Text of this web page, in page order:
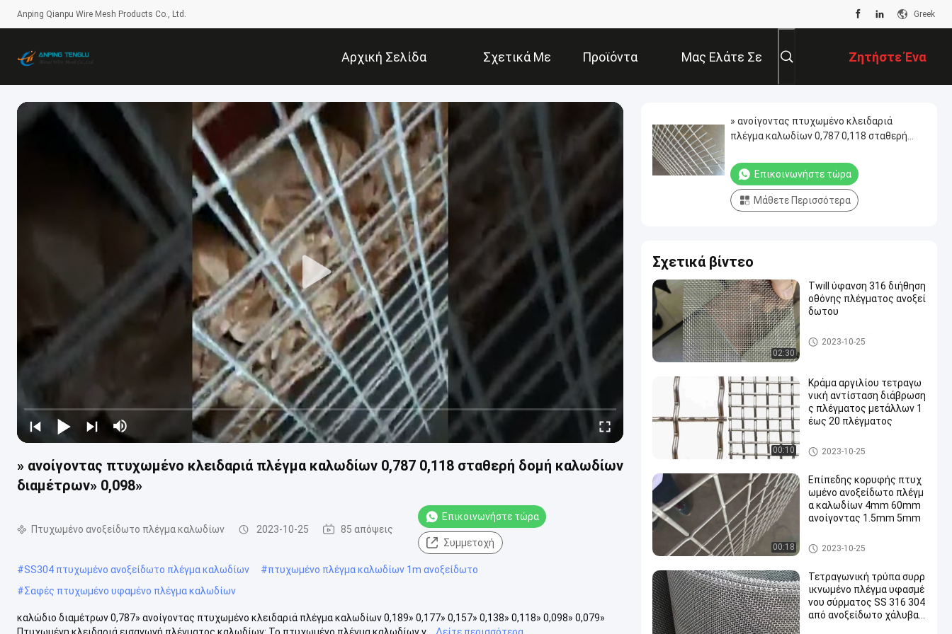
Anping Qianpu Wire Mesh Products Co., Ltd. Greek
Αρχική Σελίδα Σχετικά Με Προϊόντα Μας Ελάτε Σε
Επαφή Με
Ζητήστε Ένα
Απόσπασμα
» ανοίγοντας πτυχωμένο κλειδαριά πλέγμα καλωδίων 0,787 0,118 σταθερή δομή καλωδίων
διαμέτρων» 0,098»
Πτυχωμένο ανοξείδωτο πλέγμα καλωδίων 2023-10-25 85 απόψεις
Επικοινωνήστε τώρα
Συμμετοχή
#SS304 πτυχωμένο ανοξείδωτο πλέγμα καλωδίων #πτυχωμένο πλέγμα καλωδίων 1m ανοξείδωτο
#Σαφές πτυχωμένο υφαμένο πλέγμα καλωδίων
καλώδιο διαμέτρων 0,787» ανοίγοντας πτυχωμένο κλειδαριά πλέγμα καλωδίων 0,189» 0,177» 0,157» 0,138» 0,118» 0,098» 0,079»
Πτυχωμένη κλειδαριά εισαγωγή πλέγματος καλωδίων: Το πτυχωμένο πλέγμα καλωδίων γ...
Δείτε περισσότερα
» ανοίγοντας πτυχωμένο κλειδαριά
πλέγμα καλωδίων 0,787 0,118 σταθερή
Επικοινωνήστε τώρα
Μάθετε Περισσότερα
Σχετικά βίντεο
02:30
Twill ύφανση 316 διήθηση
οθόνης πλέγματος ανοξεί
δωτου
υφαμένο SS πλέγμα καλωδί
ων
2023-10-25
00:10
Κράμα αργιλίου τετραγω
νική αντίσταση διάβρωση
ς πλέγματος μετάλλων 1
έως 20 πλέγματος
Πτυχωμένο ανοξείδωτο πλέ
γμα καλωδίων
2023-10-25
00:18
Επίπεδης κορυφής πτυχ
ωμένο ανοξείδωτο πλέγμ
α καλωδίων 4mm 60mm
ανοίγοντας 1.5mm 5mm
Πτυχωμένο ανοξείδωτο πλέ
γμα καλωδίων
2023-10-25
Τετραγωνική τρύπα συρρ
ικνωμένο πλέγμα υφασμέ
νου σύρματος SS 316 304
από ανοξείδωτο χάλυβα /